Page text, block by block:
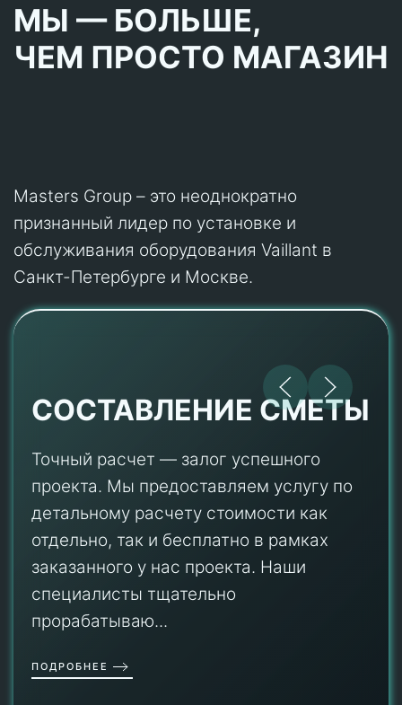
МЫ — БОЛЬШЕ,
ЧЕМ ПРОСТО МАГАЗИН
Masters Group – это неоднократно
признанный лидер по установке и
обслуживания оборудования Vaillant в
Санкт-Петербурге и Москве.
СОСТАВЛЕНИЕ СМЕТЫ
Точный расчет — залог успешного
проекта. Мы предоставляем услугу по
детальному расчету стоимости как
отдельно, так и бесплатно в рамках
заказанного у нас проекта. Наши
специалисты тщательно
прорабатываю...
ПОДРОБНЕЕ